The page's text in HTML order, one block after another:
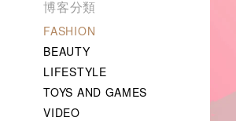
博客分類
FASHION
BEAUTY
LIFESTYLE
TOYS AND GAMES
VIDEO